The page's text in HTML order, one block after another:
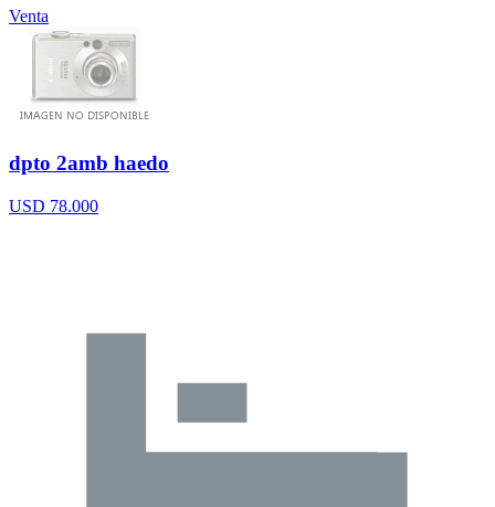
Venta
dpto 2amb haedo
USD 78.000